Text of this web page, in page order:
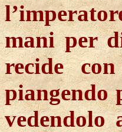
mani per
recide
piangendo